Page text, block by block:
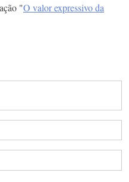
"O valor expressivo da